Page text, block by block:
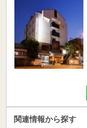
関連情報から探す